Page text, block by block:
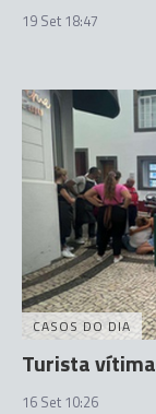
19 Set 18:47
CASOS DO DIA
Turista
16 Set 10:26